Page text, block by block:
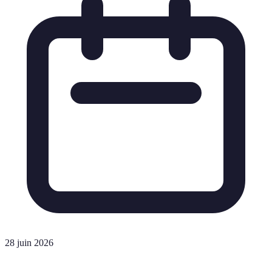
28 juin 2026